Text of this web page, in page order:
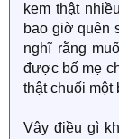
kem thật
bao giờ quên
nghĩ rằng
được bố mẹ
thật chuối một
Vậy điều gì